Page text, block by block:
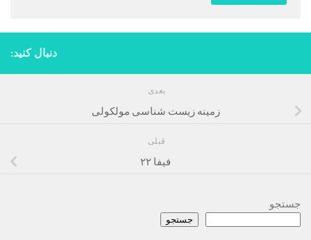
دنبال کنید:
بعدی
زمینه زیست شناسی مولکولی
قبلی
فیفا ۲۲
جستجو
جستجو